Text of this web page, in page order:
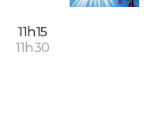
11h15
11h30